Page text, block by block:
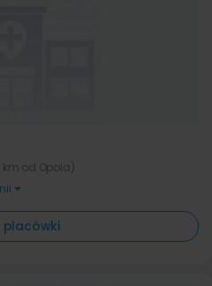
km od Opola)
placówki